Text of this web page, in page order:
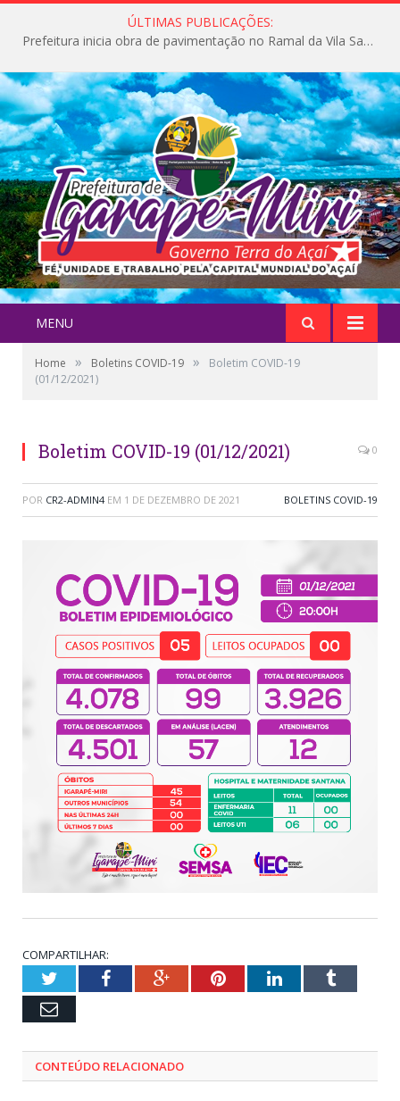
ÚLTIMAS PUBLICAÇÕES:
Prefeitura inicia obra de pavimentação no Ramal da Vila Santa Maria do Icatu
MENU
Home » Boletins COVID-19 »
Boletim COVID-19
(01/12/2021)
Boletim COVID-19 (01/12/2021) 0
POR CR2-ADMIN4 EM 1 DE DEZEMBRO DE 2021 BOLETINS COVID-19
COMPARTILHAR:
TwitterFacebookGoogle+PinterestLinkedInTumblr
Email
CONTEÚDO RELACIONADO